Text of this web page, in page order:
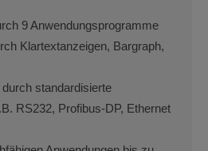
9 Anwendungsprogramme
Klartextanzeigen, Bargraph,
standardisierte
RS232, Profibus-DP, Ethernet